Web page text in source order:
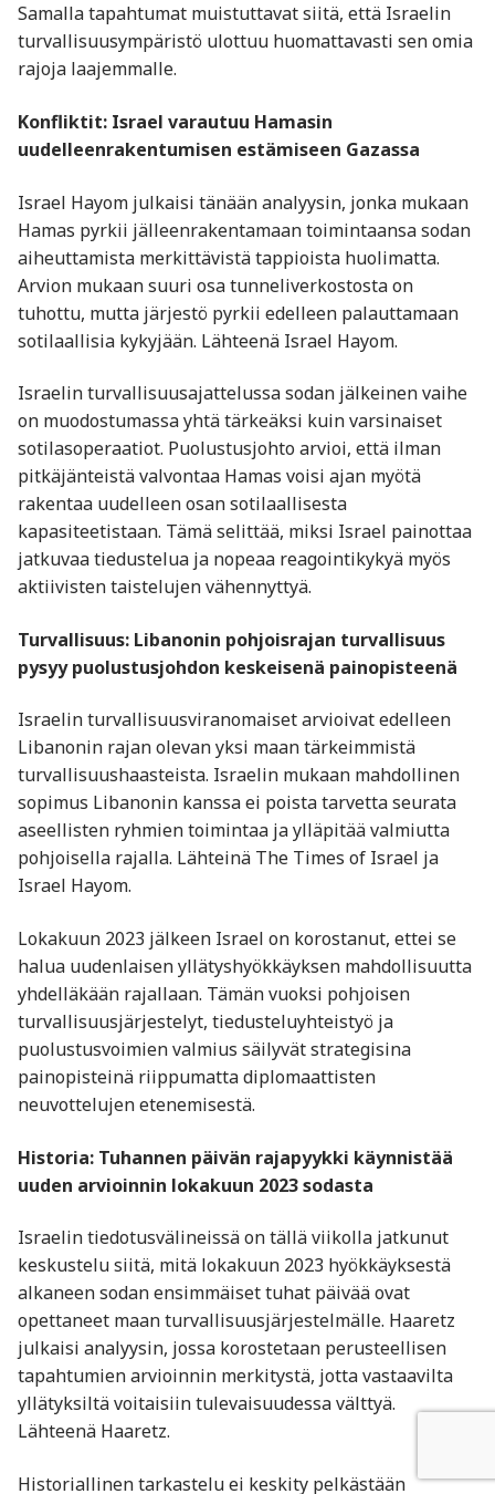
Samalla tapahtumat muistuttavat siitä, että Israelin
turvallisuusympäristö ulottuu huomattavasti sen omia
rajoja laajemmalle.
Konfliktit: Israel varautuu Hamasin
uudelleenrakentumisen estämiseen Gazassa
Israel Hayom julkaisi tänään analyysin, jonka mukaan
Hamas pyrkii jälleenrakentamaan toimintaansa sodan
aiheuttamista merkittävistä tappioista huolimatta.
Arvion mukaan suuri osa tunneliverkostosta on
tuhottu, mutta järjestö pyrkii edelleen palauttamaan
sotilaallisia kykyjään. Lähteenä Israel Hayom.
Israelin turvallisuusajattelussa sodan jälkeinen vaihe
on muodostumassa yhtä tärkeäksi kuin varsinaiset
sotilasoperaatiot. Puolustusjohto arvioi, että ilman
pitkäjänteistä valvontaa Hamas voisi ajan myötä
rakentaa uudelleen osan sotilaallisesta
kapasiteetistaan. Tämä selittää, miksi Israel painottaa
jatkuvaa tiedustelua ja nopeaa reagointikykyä myös
aktiivisten taistelujen vähennyttyä.
Turvallisuus: Libanonin pohjoisrajan turvallisuus
pysyy puolustusjohdon keskeisenä painopisteenä
Israelin turvallisuusviranomaiset arvioivat edelleen
Libanonin rajan olevan yksi maan tärkeimmistä
turvallisuushaasteista. Israelin mukaan mahdollinen
sopimus Libanonin kanssa ei poista tarvetta seurata
aseellisten ryhmien toimintaa ja ylläpitää valmiutta
pohjoisella rajalla. Lähteinä The Times of Israel ja
Israel Hayom.
Lokakuun 2023 jälkeen Israel on korostanut, ettei se
halua uudenlaisen yllätyshyökkäyksen mahdollisuutta
yhdelläkään rajallaan. Tämän vuoksi pohjoisen
turvallisuusjärjestelyt, tiedusteluyhteistyö ja
puolustusvoimien valmius säilyvät strategisina
painopisteinä riippumatta diplomaattisten
neuvottelujen etenemisestä.
Historia: Tuhannen päivän rajapyykki käynnistää
uuden arvioinnin lokakuun 2023 sodasta
Israelin tiedotusvälineissä on tällä viikolla jatkunut
keskustelu siitä, mitä lokakuun 2023 hyökkäyksestä
alkaneen sodan ensimmäiset tuhat päivää ovat
opettaneet maan turvallisuusjärjestelmälle. Haaretz
julkaisi analyysin, jossa korostetaan perusteellisen
tapahtumien arvioinnin merkitystä, jotta vastaavilta
yllätyksiltä voitaisiin tulevaisuudessa välttyä.
Lähteenä Haaretz.
Historiallinen tarkastelu ei keskity pelkästään